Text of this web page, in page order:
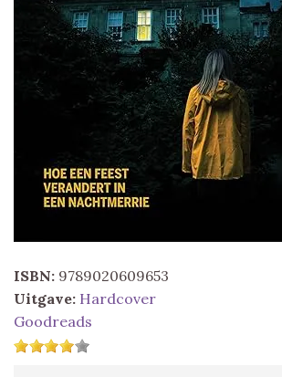
ISBN: 9789020609653
Uitgave: Hardcover
Goodreads